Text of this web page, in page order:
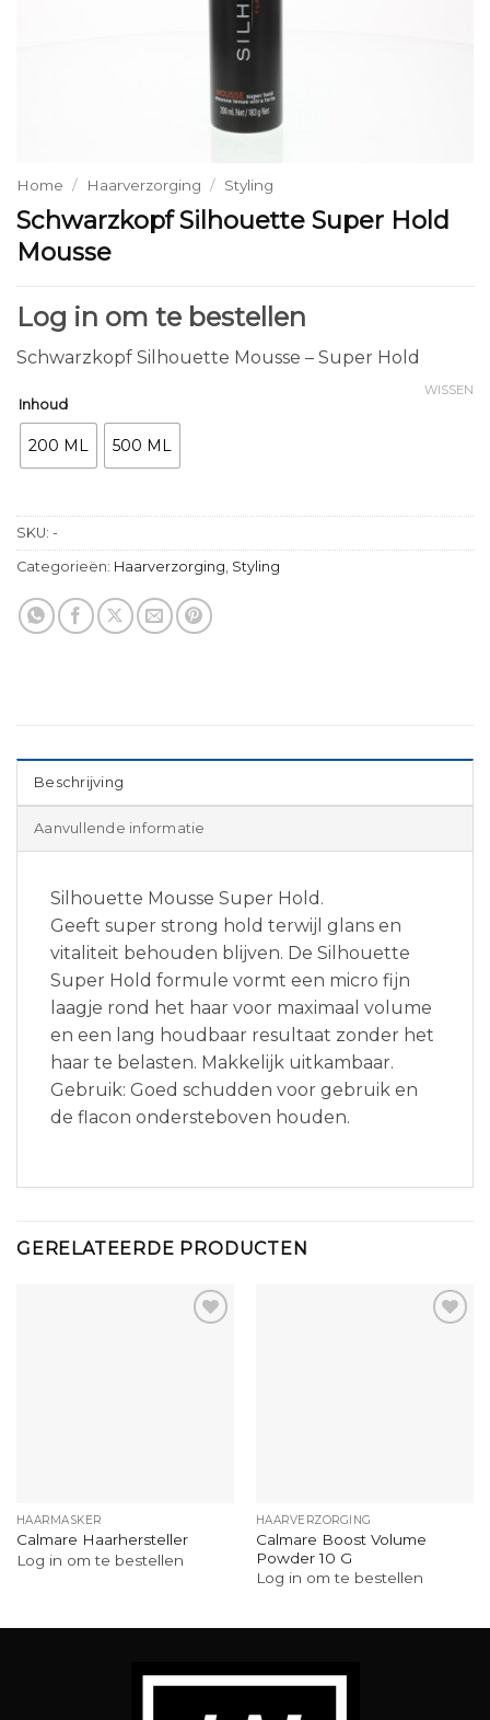
Home / Haarverzorging / Styling
Schwarzkopf Silhouette Super Hold
Mousse
Log in om te bestellen
Schwarzkopf Silhouette Mousse – Super Hold
Inhoud
200 ML 500 ML
WISSEN
SKU: -
Categorieën: Haarverzorging, Styling
Beschrijving
Aanvullende informatie
Silhouette Mousse Super Hold.
Geeft super strong hold terwijl glans en
vitaliteit behouden blijven. De Silhouette
Super Hold formule vormt een micro fijn
laagje rond het haar voor maximaal volume
en een lang houdbaar resultaat zonder het
haar te belasten. Makkelijk uitkambaar.
Gebruik: Goed schudden voor gebruik en
de flacon ondersteboven houden.
GERELATEERDE PRODUCTEN
HAARMASKER
Calmare Haarhersteller
Log in om te bestellen
HAARVERZORGING
Calmare Boost Volume
Powder 10 G
Log in om te bestellen